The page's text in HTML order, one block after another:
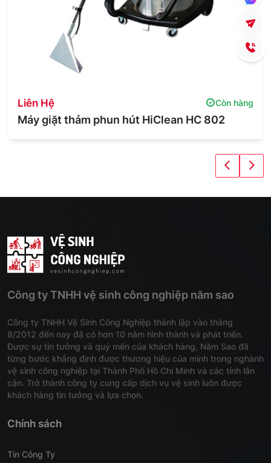
Liên Hệ Còn hàng
Máy giặt thảm phun hút HiClean HC 802
Công ty TNHH vệ sinh công nghiệp năm sao
Công ty TNHH Vệ Sinh Công Nghiệp thành lập vào tháng
8/2012 đến nay đã có hơn 10 năm hình thành và phát triển.
Được sự tin tưởng và quý mến của khách hàng, Năm Sao đã
từng bước khẳng định được thương hiệu của mình trong nghành
vệ sinh công nghiệp tại Thành Phố Hồ Chí Minh và các tỉnh lân
cận. Trở thành công ty cung cấp dịch vụ vệ sinh luôn được
khách hàng tin tưởng và lựa chọn.
Chính sách
Tin Công Ty